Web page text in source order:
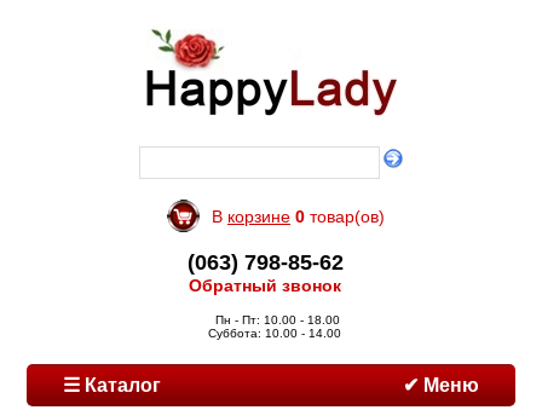
В корзине 0 товар(ов)
(063) 798-85-62
Обратный звонок
Пн - Пт: 10.00 - 18.00
Суббота: 10.00 - 14.00
☰ Каталог ✔ Меню